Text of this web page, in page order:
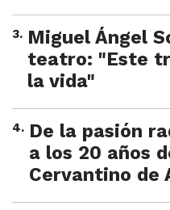
3. Miguel Ángel
teatro: "Este
la vida"
4. De la pasión
a los 20 años
Cervantino de